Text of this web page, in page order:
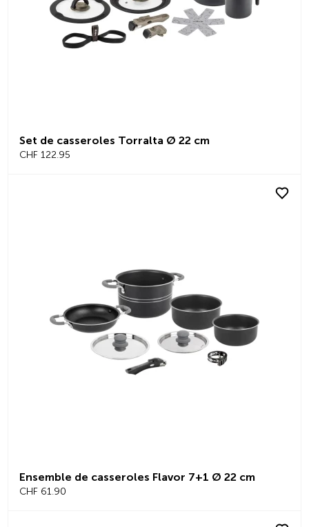
Set de casseroles Torralta Ø 22 cm
CHF 122.95
Ensemble de casseroles Flavor 7+1 Ø 22 cm
CHF 61.90